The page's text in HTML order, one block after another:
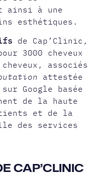
ainsi à une
esthétiques.
de Cap’Clinic,
3000 cheveux
associés
attestée
Google basée
de la haute
et de la
des services
CAP’CLINIC